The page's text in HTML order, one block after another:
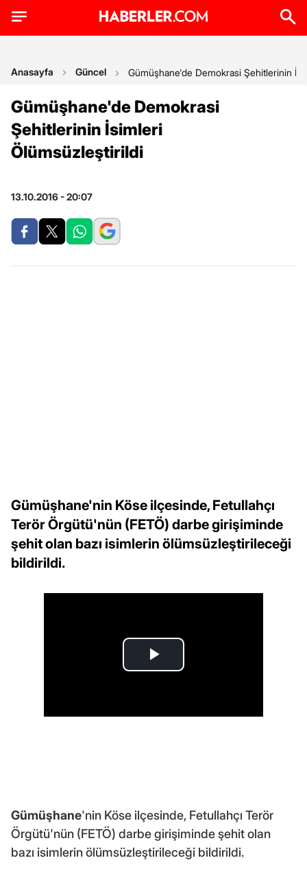
Anasayfa Güncel Gümüşhane'de Demokrasi Şehitlerinin
Gümüşhane'de Demokrasi
Şehitlerinin İsimleri
Ölümsüzleştirildi
13.10.2016 - 20:07
Gümüşhane'nin Köse ilçesinde, Fetullahçı
Terör Örgütü'nün (FETÖ) darbe girişiminde
şehit olan bazı isimlerin ölümsüzleştirileceği
bildirildi.
Gümüşhane'nin Köse ilçesinde, Fetullahçı Terör
Örgütü'nün (FETÖ) darbe girişiminde şehit olan
bazı isimlerin ölümsüzleştirileceği bildirildi.